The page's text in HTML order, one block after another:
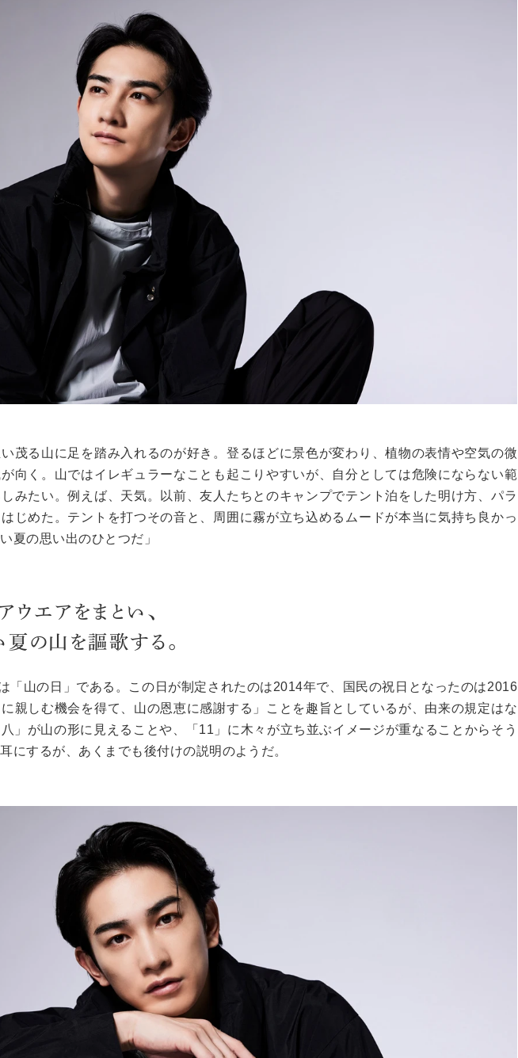
い茂る山に足を踏み入れるのが好き。登るほどに景色が変わり、植物の表情や空気の微
向く。山ではイレギュラーなことも起こりやすいが、自分としては危険にならない範
みたい。例えば、天気。以前、友人たちとのキャンプでテント泊をした明け方、パラ
じめた。テントを打つその音と、周囲に霧が立ち込めるムードが本当に気持ち良かっ
夏の思い出のひとつだ」
ウエアをまとい、
夏の山を謳歌する。
「山の日」である。この日が制定されたのは2014年で、国民の祝日となったのは2016
親しむ機会を得て、山の恩恵に感謝する」ことを趣旨としているが、由来の規定はな
」が山の形に見えることや、「 11 」に木々が立ち並ぶイメージが重なることからそう
にするが、あくまでも後付けの説明のようだ。